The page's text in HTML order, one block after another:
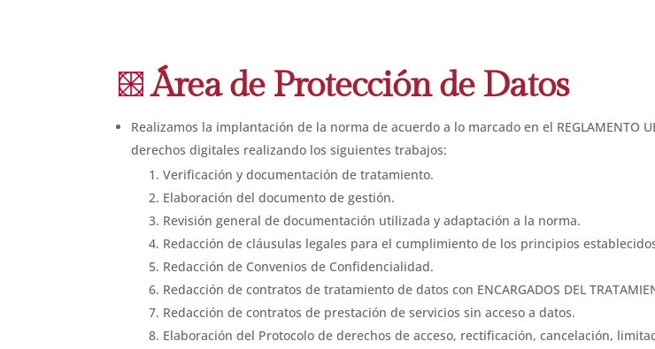
Área de Protección de Datos
Realizamos la implantación de la norma de acuerdo a lo marcado en el REGLAMENTO
derechos digitales realizando los siguientes trabajos:
Verificación y documentación de tratamiento.
Elaboración del documento de gestión.
Revisión general de documentación utilizada y adaptación a la norma.
Redacción de cláusulas legales para el cumplimiento de los principios
Redacción de Convenios de Confidencialidad.
Redacción de contratos de tratamiento de datos con ENCARGADOS DEL
Redacción de contratos de prestación de servicios sin acceso a datos.
Elaboración del Protocolo de derechos de acceso, rectificación, cancelación,